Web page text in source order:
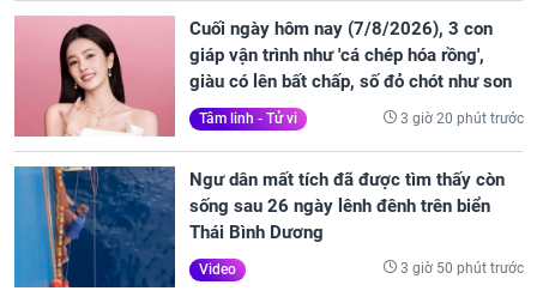
Cuối ngày hôm nay (7/8/2026), 3 con
giáp vận trình như 'cá chép hóa rồng',
giàu có lên bất chấp, số đỏ chót như son
Tâm linh - Tử vi 3 giờ 20 phút trước
Ngư dân mất tích đã được tìm thấy còn
sống sau 26 ngày lênh đênh trên biển
Thái Bình Dương
Video 3 giờ 50 phút trước